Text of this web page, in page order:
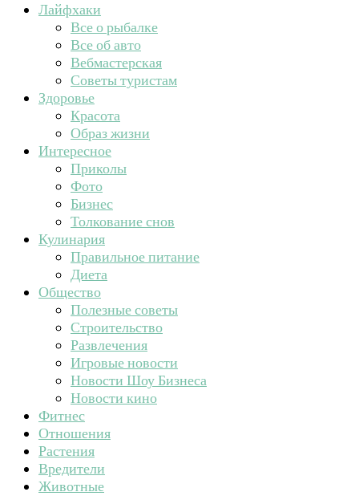
Лайфхаки
Все о рыбалке
Все об авто
Вебмастерская
Советы туристам
Здоровье
Красота
Образ жизни
Интересное
Приколы
Фото
Бизнес
Толкование снов
Кулинария
Правильное питание
Диета
Общество
Полезные советы
Строительство
Развлечения
Игровые новости
Новости Шоу Бизнеса
Новости кино
Фитнес
Отношения
Растения
Вредители
Животные